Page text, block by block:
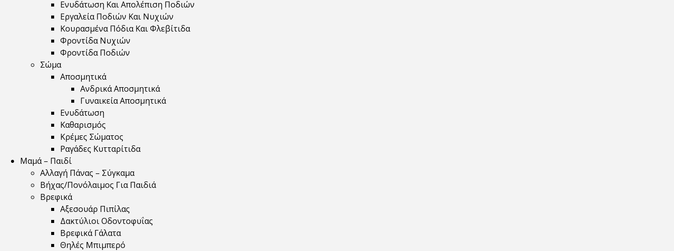
Ενυδάτωση Και Απολέπιση Ποδιών
Εργαλεία Ποδιών Και Νυχιών
Κουρασμένα Πόδια Και Φλεβίτιδα
Φροντίδα Νυχιών
Φροντίδα Ποδιών
Σώμα
Αποσμητικά
Ανδρικά Αποσμητικά
Γυναικεία Αποσμητικά
Ενυδάτωση
Καθαρισμός
Κρέμες Σώματος
Ραγάδες Κυτταρίτιδα
Μαμά – Παιδί
Αλλαγή Πάνας – Σύγκαμα
Βήχας/Πονόλαιμος Για Παιδιά
Βρεφικά
Αξεσουάρ Πιπίλας
Δακτύλιοι Οδοντοφυΐας
Βρεφικά Γάλατα
Θηλές Μπιμπερό